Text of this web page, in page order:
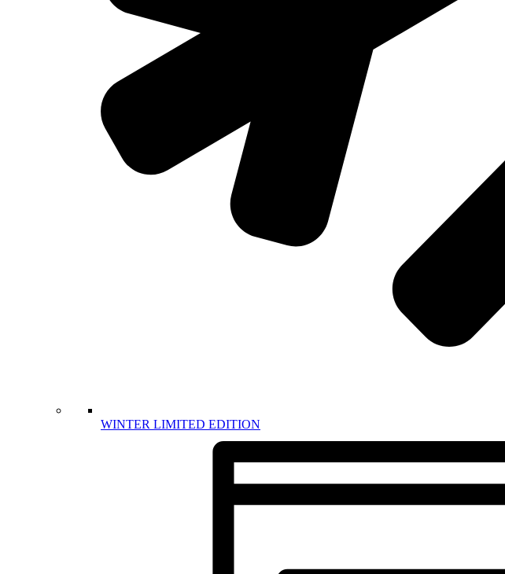
WINTER LIMITED EDITION